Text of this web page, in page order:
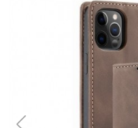
NIET OP VOORRAAD